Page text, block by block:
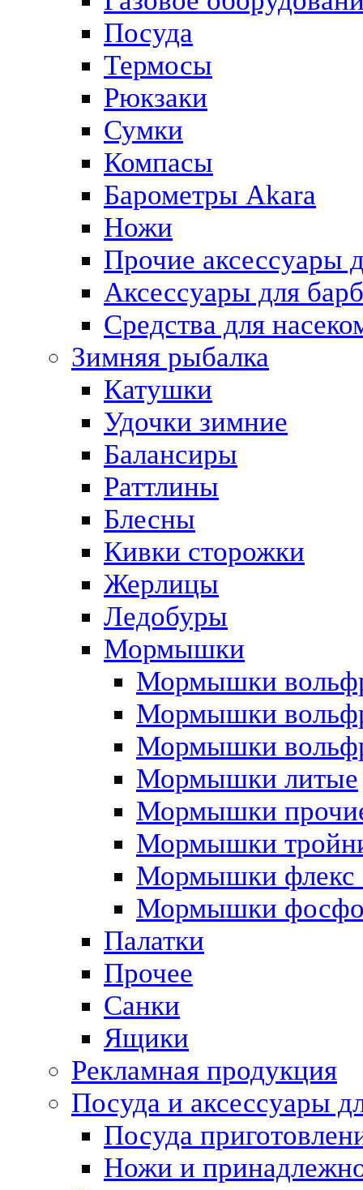
Посуда
Термосы
Рюкзаки
Сумки
Компасы
Барометры Akara
Ножи
Прочие аксессуары
Аксессуары для
Средства для
Зимняя рыбалка
Катушки
Удочки зимние
Балансиры
Раттлины
Блесны
Кивки сторожки
Жерлицы
Ледобуры
Мормышки
Мормышки
Мормышки
Мормышки
Мормышки литые
Мормышки
Мормышки
Мормышки флекс
Мормышки
Палатки
Прочее
Санки
Ящики
Рекламная продукция
Посуда и аксессуары
Посуда
Ножи и